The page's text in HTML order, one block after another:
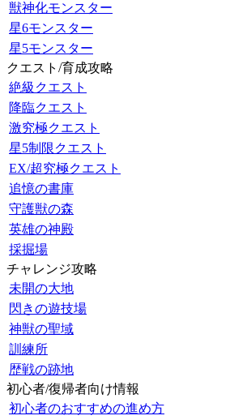
獣神化モンスター
星6モンスター
星5モンスター
クエスト/育成攻略
絶級クエスト
降臨クエスト
激究極クエスト
星5制限クエスト
EX/超究極クエスト
追憶の書庫
守護獣の森
英雄の神殿
採掘場
チャレンジ攻略
未開の大地
閃きの遊技場
神獣の聖域
訓練所
歴戦の跡地
初心者/復帰者向け情報
初心者のおすすめの進め方